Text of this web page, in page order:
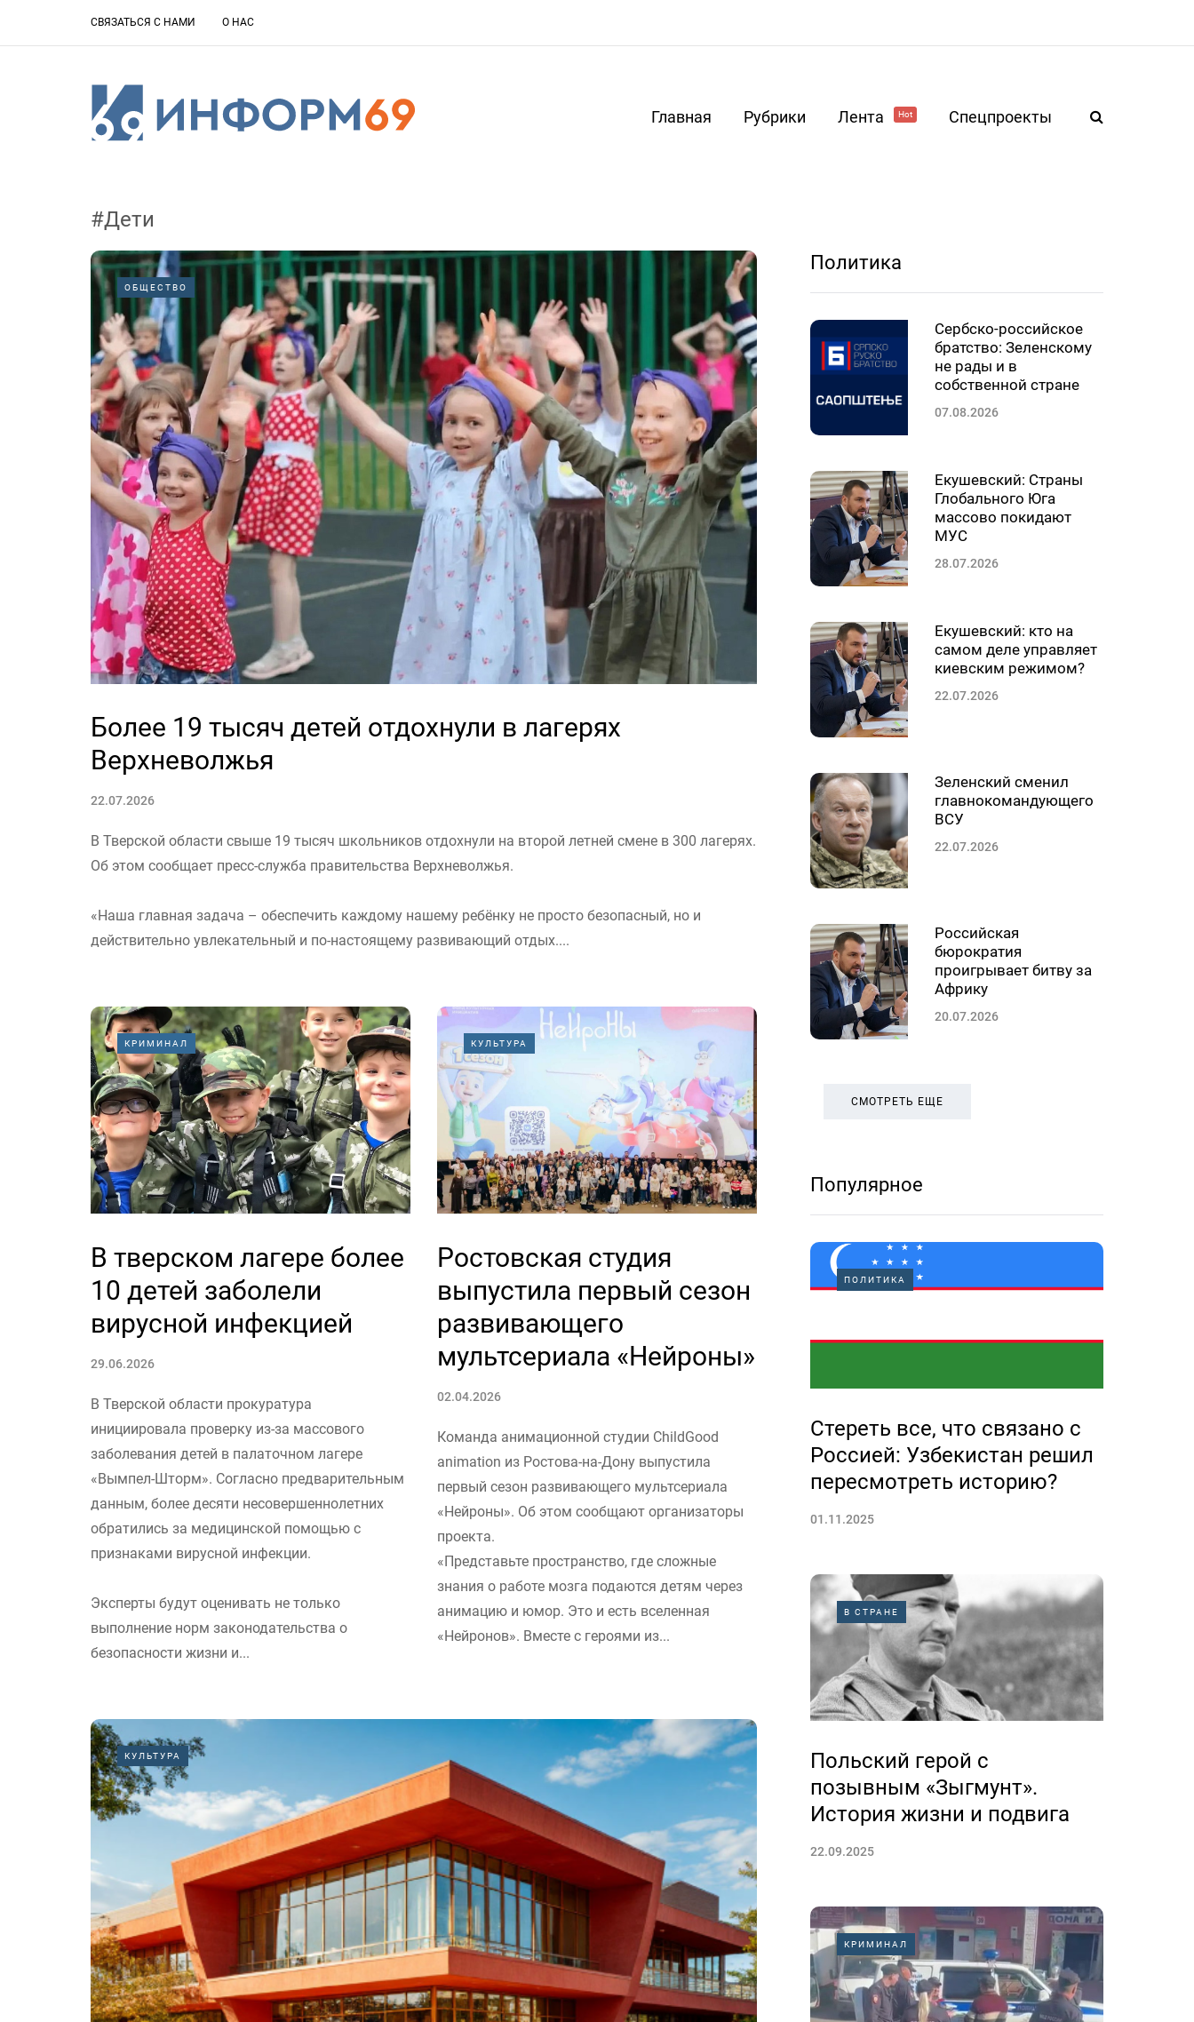
СВЯЗАТЬСЯ С НАМИ О НАС
Главная Рубрики Лента Hot Спецпроекты
#Дети
ОБЩЕСТВО
Более 19 тысяч детей отдохнули в лагерях
Верхневолжья
22.07.2026
В Тверской области свыше 19 тысяч школьников отдохнули на второй летней смене в 300 лагерях.
Об этом сообщает пресс-служба правительства Верхневолжья.
«Наша главная задача – обеспечить каждому нашему ребёнку не просто безопасный, но и
действительно увлекательный и по-настоящему развивающий отдых....
КРИМИНАЛ
В тверском лагере более
10 детей заболели
вирусной инфекцией
29.06.2026
В Тверской области прокуратура
инициировала проверку из-за массового
заболевания детей в палаточном лагере
«Вымпел-Шторм». Согласно предварительным
данным, более десяти несовершеннолетних
обратились за медицинской помощью с
признаками вирусной инфекции.
Эксперты будут оценивать не только
выполнение норм законодательства о
безопасности жизни и...
КУЛЬТУРА
Ростовская студия
выпустила первый сезон
развивающего
мультсериала «Нейроны»
02.04.2026
Команда анимационной студии ChildGood
animation из Ростова-на-Дону выпустила
первый сезон развивающего мультсериала
«Нейроны». Об этом сообщают организаторы
проекта.
«Представьте пространство, где сложные
знания о работе мозга подаются детям через
анимацию и юмор. Это и есть вселенная
«Нейронов». Вместе с героями из...
КУЛЬТУРА
Политика
Сербско-российское
братство: Зеленскому
не рады и в
собственной стране
07.08.2026
Екушевский: Страны
Глобального Юга
массово покидают
МУС
28.07.2026
Екушевский: кто на
самом деле управляет
киевским режимом?
22.07.2026
Зеленский сменил
главнокомандующего
ВСУ
22.07.2026
Российская
бюрократия
проигрывает битву за
Африку
20.07.2026
СМОТРЕТЬ ЕЩЕ
Популярное
ПОЛИТИКА
Стереть все, что связано с
Россией: Узбекистан решил
пересмотреть историю?
01.11.2025
В СТРАНЕ
Польский герой с
позывным «Зыгмунт».
История жизни и подвига
22.09.2025
КРИМИНАЛ